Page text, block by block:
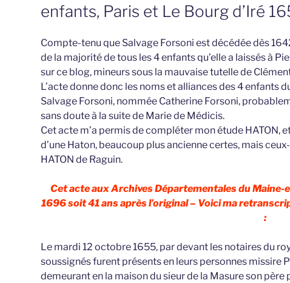
enfants, Paris et Le Bourg d’Iré
Compte-tenu que Salvage Forsoni est décédée dès
de la majorité de tous les 4 enfants qu’elle a laissés à
sur ce blog, mineurs sous la mauvaise tutelle de
L’acte donne donc les noms et alliances des 4 enfants
Salvage Forsoni, nommée Catherine Forsoni,
sans doute à la suite de Marie de Médicis.
Cet acte m’a permis de compléter mon étude HATON,
d’une Haton, beaucoup plus ancienne certes, mais
HATON de Raguin.
Cet acte aux Archives Départementales du
1696 soit 41 ans après l’original – Voici ma
:
Le mardi 12 octobre 1655, par devant les notaires du
soussignés furent présents en leurs personnes missire
demeurant en la maison du sieur de la Masure son père